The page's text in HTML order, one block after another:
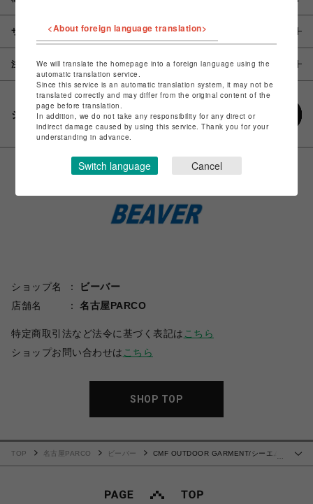
サイズ
注意事項
シェアする
ショップ名
ビーバー
店舗名
名古屋PARCO
特定商取引法など法令に基づく表記は こちら
ショップお問い合わせは こちら
SHOP TOP
…
TOP 名古屋PARCO ビーバー
CMF OUTDOOR GARMENT/シーエム
<About foreign language translation>
We will translate the homepage into a foreign language using the
automatic translation service.
Since this service is an automatic translation system, it may not be
translated correctly and may differ from the original content of the
page before translation.
In addition, we do not take any responsibility for any direct or
indirect damage caused by using this service. Thank you for your
understanding in advance.
Switch language Cancel